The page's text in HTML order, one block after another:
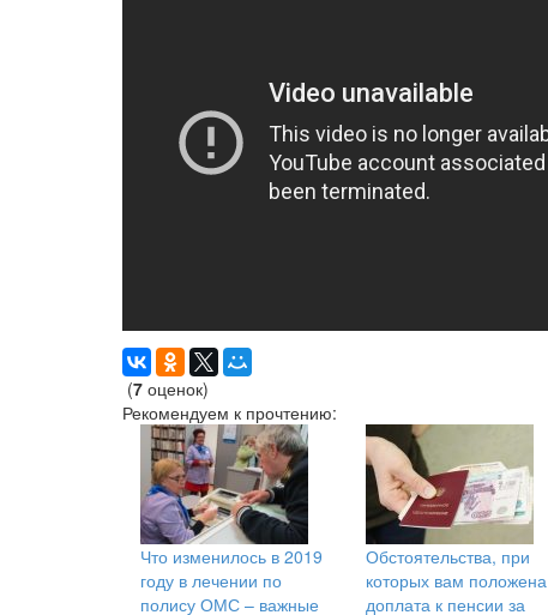
(7 оценок)
Рекомендуем к прочтению:
Что изменилось в 2019
году в лечении по
полису ОМС – важные
Обстоятельства, при
которых вам положена
доплата к пенсии за